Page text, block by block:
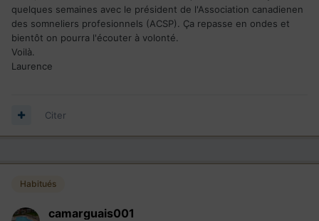
quelques semaines avec le président de l'Association canadienen
des somneliers profesionnels (ACSP). Ça repasse en ondes et
bientôt on pourra l'écouter à volonté.
Voilà.
Laurence
Citer
Habitués
camarguais001